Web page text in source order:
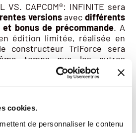
cookies.
de personnaliser le contenu
VS. CAPCOM®: INFINITE sera
versionsavec différents
bonus de précommande. A
édition limitée, réalisée en
constructeur TriForce sera
temps que les autres
2017. Il inclura un
des figurines de Captain
Man X et Chun-Li, ainsi
de détails sur les contenus
versions seront révélés